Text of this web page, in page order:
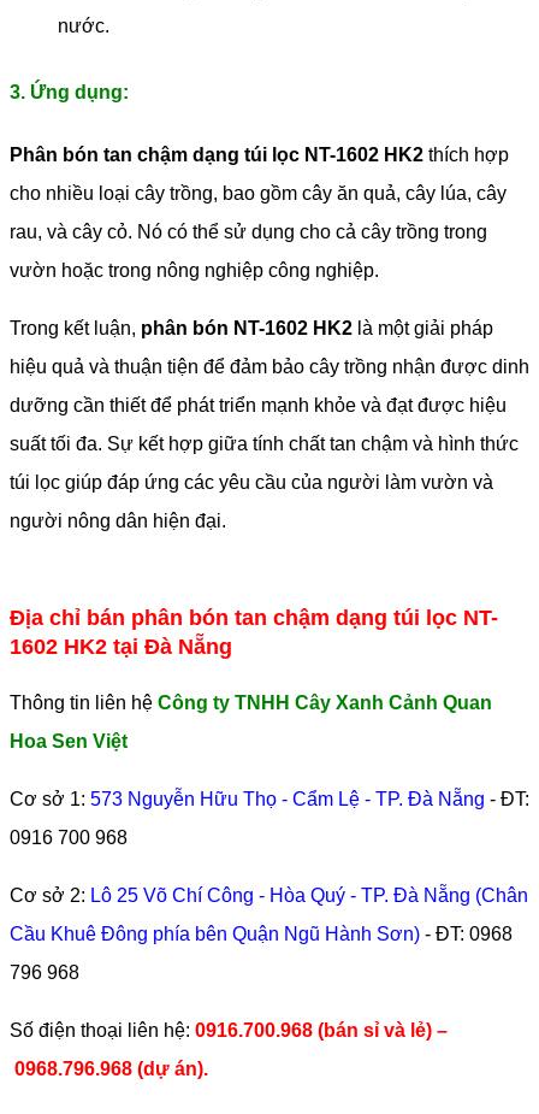
nước.
3. Ứng dụng:
Phân bón tan chậm dạng túi lọc NT-1602 HK2 thích hợp
cho nhiều loại cây trồng, bao gồm cây ăn quả, cây lúa, cây
rau, và cây cỏ. Nó có thể sử dụng cho cả cây trồng trong
vườn hoặc trong nông nghiệp công nghiệp.
Trong kết luận, phân bón NT-1602 HK2 là một giải pháp
hiệu quả và thuận tiện để đảm bảo cây trồng nhận được dinh
dưỡng cần thiết để phát triển mạnh khỏe và đạt được hiệu
suất tối đa. Sự kết hợp giữa tính chất tan chậm và hình thức
túi lọc giúp đáp ứng các yêu cầu của người làm vườn và
người nông dân hiện đại.
Địa chỉ bán phân bón tan chậm dạng túi lọc NT-
1602 HK2 tại Đà Nẵng
Thông tin liên hệ Công ty TNHH Cây Xanh Cảnh Quan
Hoa Sen Việt
Cơ sở 1: 573 Nguyễn Hữu Thọ - Cẩm Lệ - TP. Đà Nẵng - ĐT:
0916 700 968
Cơ sở 2: Lô 25 Võ Chí Công - Hòa Quý - TP. Đà Nẵng (Chân
Cầu Khuê Đông phía bên Quận Ngũ Hành Sơn) - ĐT: 0968
796 968
​Số điện thoại liên hệ: 0916.700.968 (bán sỉ và lẻ) –
0968.796.968 (dự án).